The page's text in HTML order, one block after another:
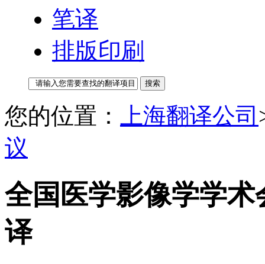
笔译
排版印刷
您的位置： 上海翻译公司
议
全国医学影像学学
译